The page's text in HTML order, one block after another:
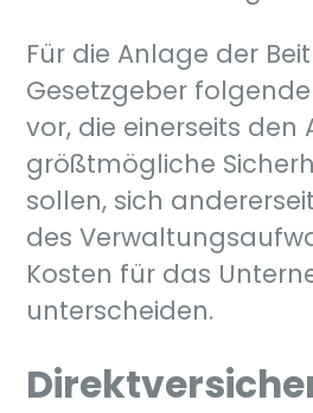
Für die Anlage der
Gesetzgeber
vor, die einerseits den
größtmögliche
sollen, sich
des
Kosten für das
unterscheiden.